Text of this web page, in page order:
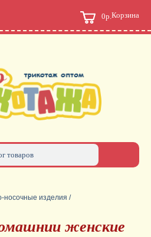
Корзина
0р.
товаров
носочные изделия /
женские